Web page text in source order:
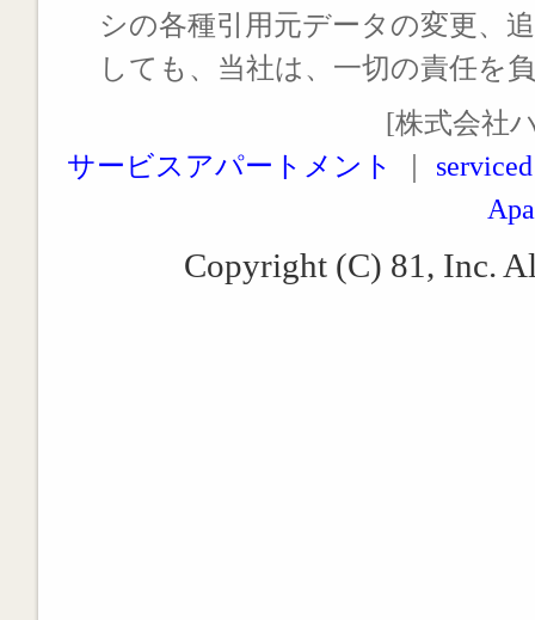
シの各種引用元データの変更、
しても、当社は、一切の責任を
[株式会社
サービスアパートメント
Copyright (C) 81, Inc.